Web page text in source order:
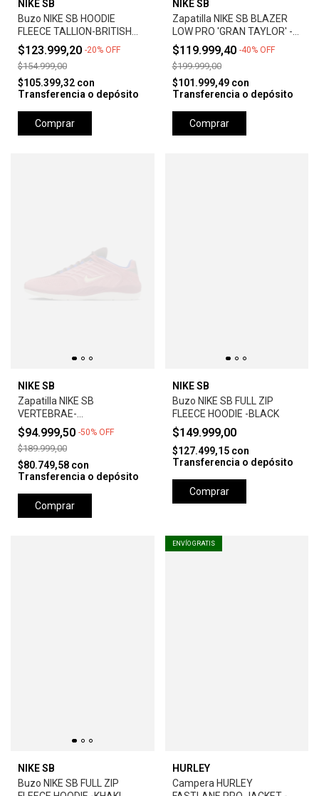
NIKE SB
Buzo NIKE SB HOODIE
FLEECE TALLION-BRITISH
TAN
$123.999,20 -20% OFF
$154.999,00
$105.399,32 con
Transferencia o depósito
Comprar
NIKE SB
Zapatilla NIKE SB BLAZER
LOW PRO 'GRAN TAYLOR' -
SUMMIT WHITE
$119.999,40 -40% OFF
$199.999,00
$101.999,49 con
Transferencia o depósito
Comprar
NIKE SB
Zapatilla NIKE SB
VERTEBRAE-
ADOBE/EARTH/NOBLE
RED/MELON TINT
$94.999,50 -50% OFF
$189.999,00
$80.749,58 con
Transferencia o depósito
Comprar
NIKE SB
Buzo NIKE SB FULL ZIP
FLEECE HOODIE -BLACK
$149.999,00
$127.499,15 con
Transferencia o depósito
Comprar
NIKE SB
Buzo NIKE SB FULL ZIP
ENVÍO GRATIS
HURLEY
Campera HURLEY